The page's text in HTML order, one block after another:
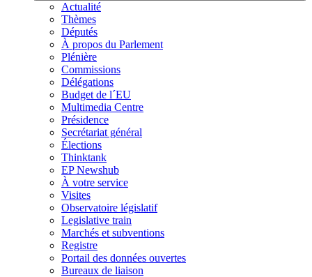
Actualité
Thèmes
Députés
À propos du Parlement
Plénière
Commissions
Délégations
Budget de l´EU
Multimedia Centre
Présidence
Secrétariat général
Élections
Thinktank
EP Newshub
À votre service
Visites
Observatoire législatif
Legislative train
Marchés et subventions
Registre
Portail des données ouvertes
Bureaux de liaison